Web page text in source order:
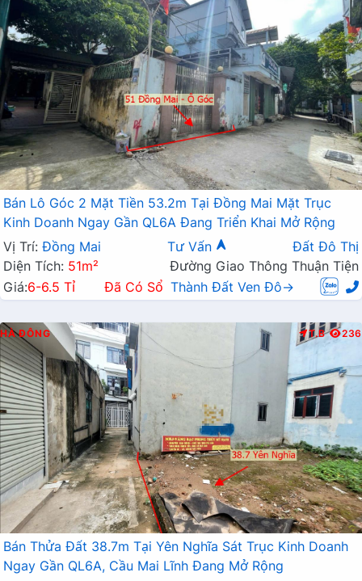
Bán Lô Góc 2 Mặt Tiền 53.2m Tại Đồng Mai Mặt Trục
Kinh Doanh Ngay Gần QL6A Đang Triển Khai Mở Rộng
Vị Trí: Đồng Mai Tư Vấn
Đất Đô Thị
Diện Tích: 51m²
Đường Giao Thông Thuận Tiện
Giá:6-6.5 Tỉ Đã Có Sổ Thành Đất Ven Đô→
HÀ ĐÔNG T.B 236
Bán Thửa Đất 38.7m Tại Yên Nghĩa Sát Trục Kinh Doanh
Ngay Gần QL6A, Cầu Mai Lĩnh Đang Mở Rộng